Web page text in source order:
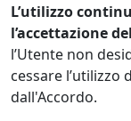
L’utilizzo
l’accettazione
l’Utente non
cessare l’utilizzo
dall'Accordo.